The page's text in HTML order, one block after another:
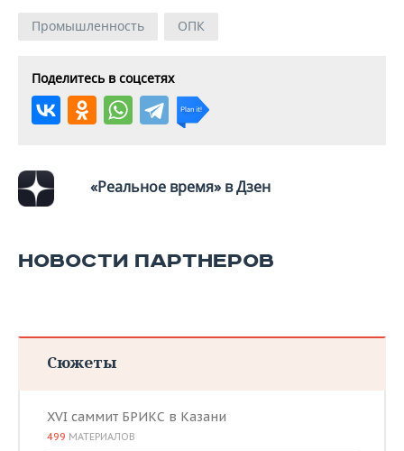
ВОЛЕЙБОЛ
КИБЕРСПОРТ
ФИГУРНОЕ КАТАНИЕ
ХОККЕЙ С МЯЧОМ
ИСТОРИЯ
КУЛЬТУРА
МЕДИЦИНА
ПРОИСШЕСТВИЯ
СПИСОК ПЕРСОН
СПИСОК КОМПАНИЙ
ПОЛНАЯ ВЕРСИЯ
Промышленность ОПК
Поделитесь в соцсетях
«Реальное время» в Дзен
НОВОСТИ ПАРТНЕРОВ
Сюжеты
XVI саммит БРИКС в Казани
499 МАТЕРИАЛОВ